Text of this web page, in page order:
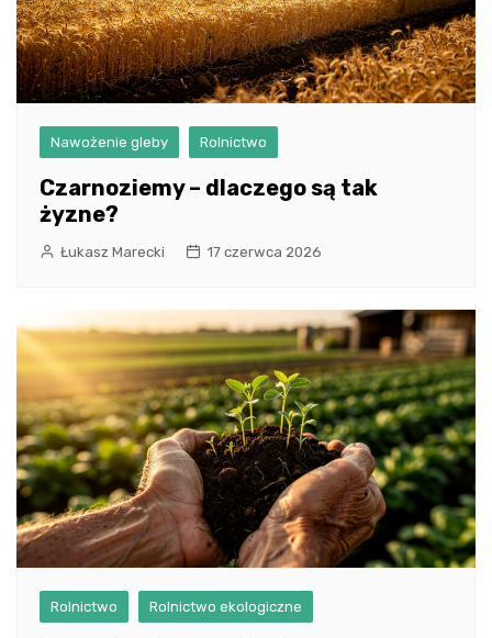
Nawożenie gleby Rolnictwo
Czarnoziemy – dlaczego są tak
żyzne?
Łukasz Marecki 17 czerwca 2026
Rolnictwo Rolnictwo ekologiczne